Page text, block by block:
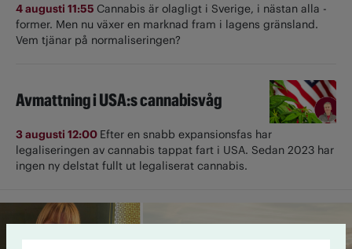
4 augusti 11:55 Cannabis är olagligt i ­Sverige, i nästan alla ­
former. Men nu växer en marknad fram i lagens gränsland.
Vem tjänar på normaliseringen?
Avmattning i USA:s cannabisvåg
3 augusti 12:00 Efter en snabb expansionsfas har
legaliseringen av cannabis tappat fart i USA. Sedan 2023 har
ingen ny delstat fullt ut ­legaliserat cannabis.